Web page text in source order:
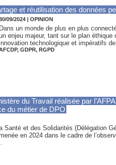
et réutilisation des données
09/2024 | OPINION
Dans un monde de plus en plus
enjeu majeur, tant sur le plan
technologique et impératifs
, GDPR, RGPD
du Travail réalisée par
du métier de DPO
Santé et des Solidarités (Délégation
en 2024 dans le cadre de